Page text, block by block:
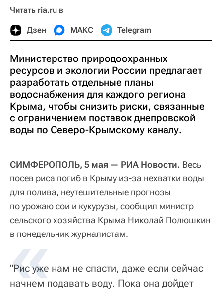
Читать ria.ru в
Дзен МАКС Telegram
Министерство природоохранных
ресурсов и экологии России предлагает
разработать отдельные планы
водоснабжения для каждого региона
Крыма, чтобы снизить риски, связанные
с ограничением поставок днепровской
воды по Северо-Крымскому каналу.
СИМФЕРОПОЛЬ, 5 мая — РИА Новости. Весь
посев риса погиб в Крыму из-за нехватки воды
для полива, неутешительные прогнозы
по урожаю сои и кукурузы, сообщил министр
сельского хозяйства Крыма Николай Полюшкин
в понедельник журналистам.
"Рис уже нам не спасти, даже если сейчас
начнем подавать воду. Пока она дойдет